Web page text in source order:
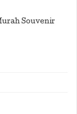
Souvenir